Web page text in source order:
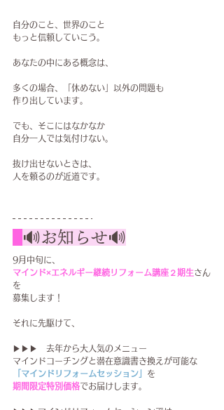
自分のこと、世界のこと
もっと信頼していこう。
あなたの中にある概念は、
多くの場合、「休めない」以外の問題も
作り出しています。
でも、そこにはなかなか
自分一人では気付けない。
抜け出せないときは、
人を頼るのが近道です。
🔊お知らせ🔊
9月中旬に、
マインド×エネルギー継続リフォーム講座２期生さん
を
募集します！
それに先駆けて、
▶▶▶　去年から大人気のメニュー
マインドコーチングと潜在意識書き換えが可能な
「マインドリフォームセッション」 を
期間限定特別価格でお届けします。